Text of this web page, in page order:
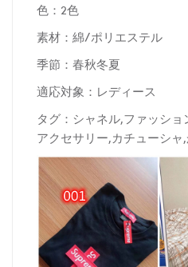
色：2色
素材：綿/ポリエステル
季節：春秋冬夏
適応対象：レディース
タグ：シャネル,ファッシ
アクセサリー,カチューシャ